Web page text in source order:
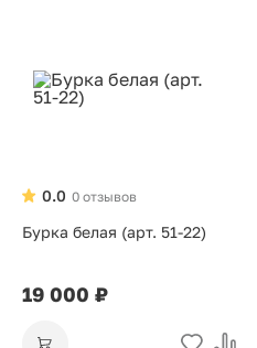
0 отзывов
0.0
Бурка белая (арт. 51-22)
19 000 ₽